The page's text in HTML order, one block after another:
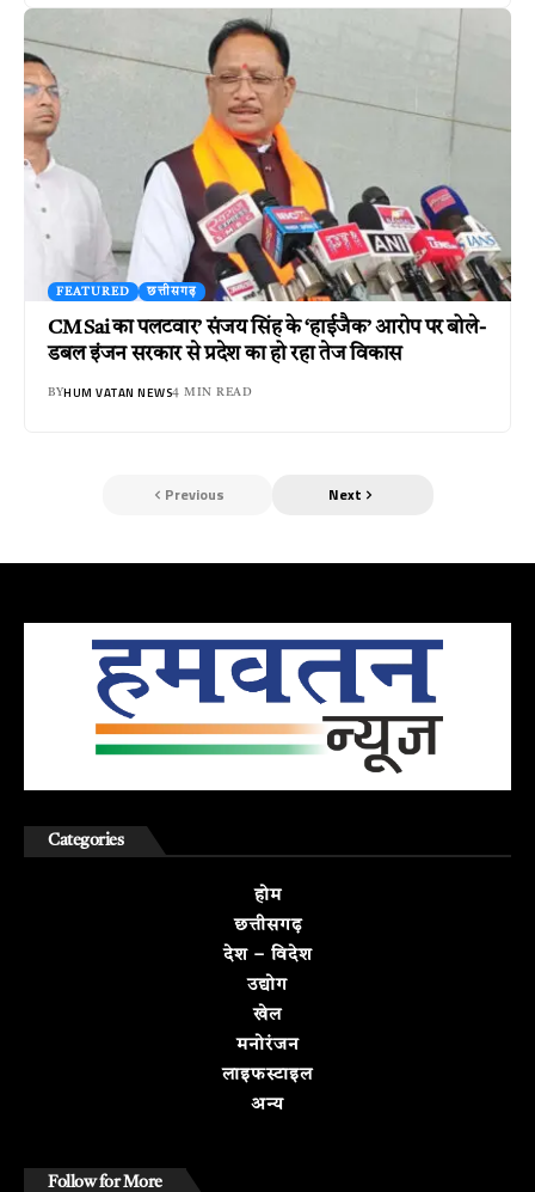
FEATURED छत्तीसगढ़
CM Sai का पलटवार’ संजय सिंह के ‘हाईजैक’ आरोप पर बोले-
डबल इंजन सरकार से प्रदेश का हो रहा तेज विकास
BYHUM VATAN NEWS4 MIN READ
Previous Next
Categories
होम
छत्तीसगढ़
देश – विदेश
उद्योग
खेल
मनोरंजन
लाइफस्टाइल
अन्य
Follow for More